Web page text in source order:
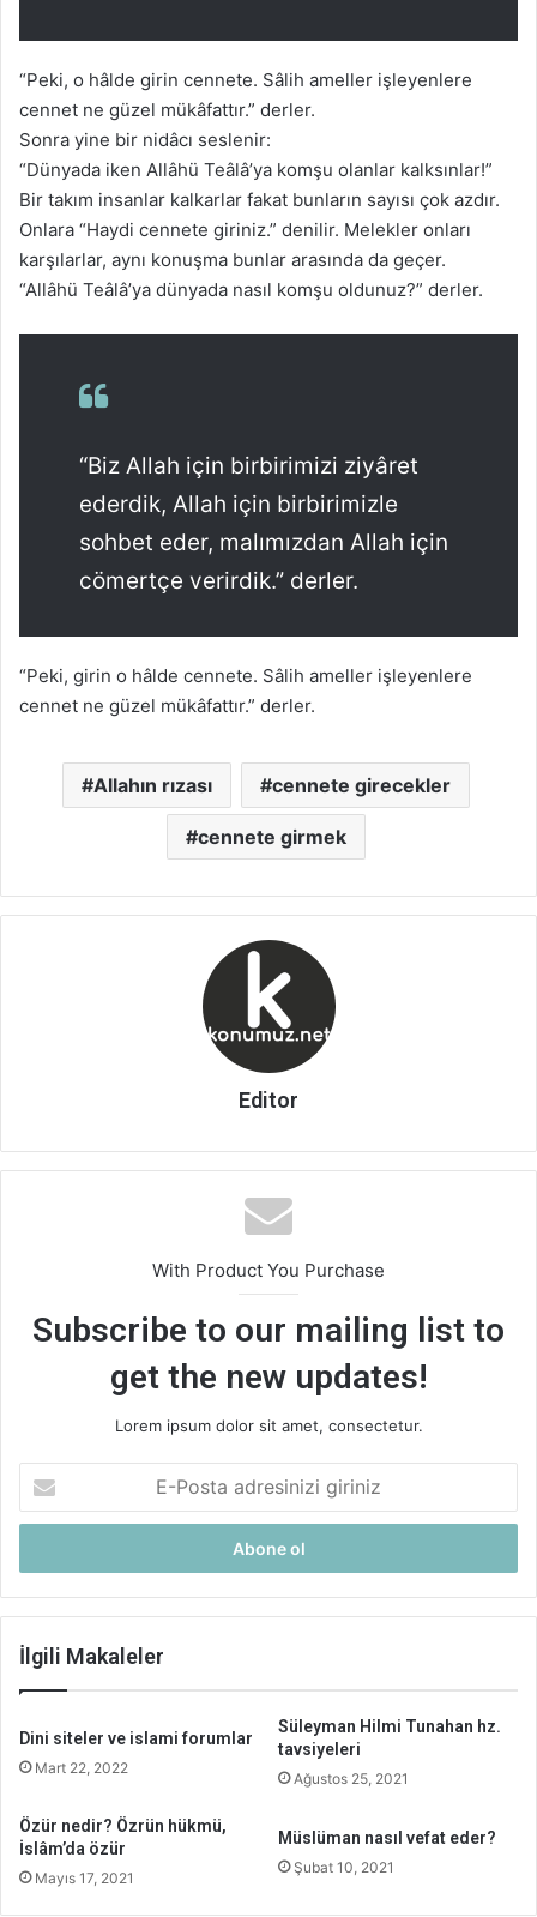
“Peki, o hâlde girin cennete. Sâlih ameller işleyenlere
cennet ne güzel mükâfattır.” derler.
Sonra yine bir nidâcı seslenir:
“Dünyada iken Allâhü Teâlâ’ya komşu olanlar kalksınlar!”
Bir takım insanlar kalkarlar fakat bunların sayısı çok azdır.
Onlara “Haydi cennete giriniz.” denilir. Melekler onları
karşılarlar, aynı konuşma bunlar arasında da geçer.
“Allâhü Teâlâ’ya dünyada nasıl komşu oldunuz?” derler.
“Biz Allah için birbirimizi ziyâret
ederdik, Allah için birbirimizle
sohbet eder, malımızdan Allah için
cömertçe verirdik.” derler.
“Peki, girin o hâlde cennete. Sâlih ameller işleyenlere
cennet ne güzel mükâfattır.” derler.
Allahın rızası cennete girecekler
cennete girmek
Editor
With Product You Purchase
Subscribe to our mailing list to
get the new updates!
Lorem ipsum dolor sit amet, consectetur.
Posta
adresinizi
İlgili Makaleler
Dini siteler ve islami forumlar
Mart 22, 2022
Süleyman Hilmi Tunahan hz.
tavsiyeleri
Ağustos 25, 2021
Özür nedir? Özrün hükmü,
İslâm’da özür
Mayıs 17, 2021
Müslüman nasıl vefat eder?
Şubat 10, 2021